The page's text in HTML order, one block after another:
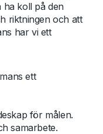
ha koll på den
riktningen och att
har vi ett
ett
för målen.
samarbete.